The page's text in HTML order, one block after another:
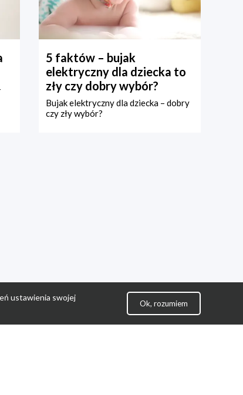
5 faktów – bujak
elektryczny dla dziecka to
zły czy dobry wybór?
Bujak elektryczny dla dziecka – dobry
czy zły wybór?
ustawienia swojej
Ok, rozumiem